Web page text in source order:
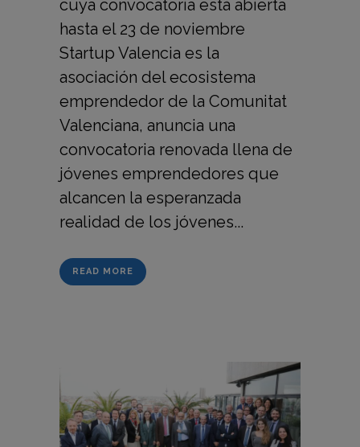
cuya convocatoria está abierta
hasta el 23 de noviembre
Startup Valencia es la
asociación del ecosistema
emprendedor de la Comunitat
Valenciana, anuncia una
convocatoria renovada llena de
jóvenes emprendedores que
alcancen la esperanzada
realidad de los jóvenes...
READ MORE